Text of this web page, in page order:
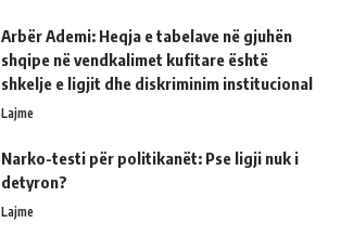
Arbër Ademi: Heqja e tabelave në gjuhën
shqipe në vendkalimet kufitare është
shkelje e ligjit dhe diskriminim institucional
Lajme
Narko-testi për politikanët: Pse ligji nuk i
detyron?
Lajme